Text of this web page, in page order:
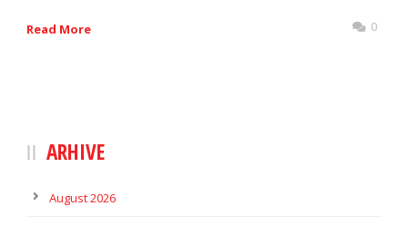
Read More 0
ARHIVE
August 2026